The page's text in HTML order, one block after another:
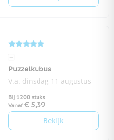
Puzzelkubus
V.a. dinsdag 11 augustus
Bij 1200 stuks
Vanaf € 5,39
Bekijk